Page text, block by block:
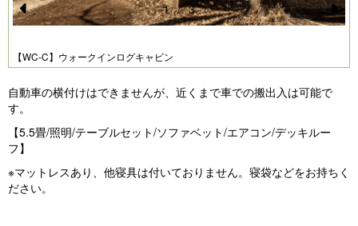
Pr
e
o
u
【WC-C】ウォークインログキャビン
N
1 / 3
自動車の横付けはできませんが、近くまで車での搬出入は可能で
す。
【5.5畳/照明/テーブルセット/ソファベット/エアコン/デッキルー
フ】
※マットレスあり、他寝具は付いておりません。寝袋などをお持ちく
ださい。